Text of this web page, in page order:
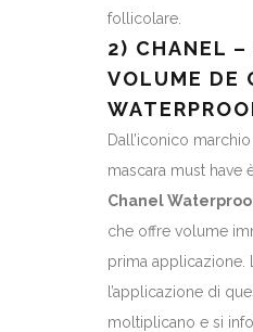
follicolare.
2) CHANEL –
VOLUME DE
Dall’iconico
mascara must have
Chanel
che offre volume
prima applicazione.
l’applicazione di
moltiplicano e si